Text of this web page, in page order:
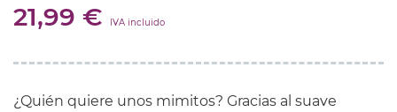
21,99 € IVA incluido
¿Quién quiere unos mimitos? Gracias al suave